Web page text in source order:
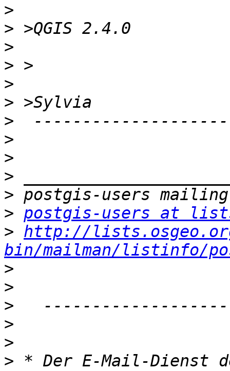
>
>
>
>
>
>
>
>
>
>
>
> postgis-users at
> http://
bin/mailman/listinfo/
>
>
>
>
>
> * Der E-Mail-Dienst